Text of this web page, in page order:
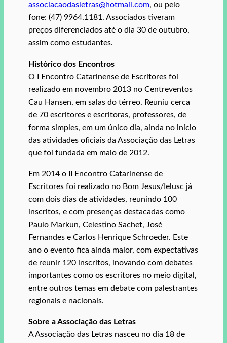
associacaodasletras@hotmail.com, ou pelo
fone: (47) 9964.1181. Associados tiveram
preços diferenciados até o dia 30 de outubro,
assim como estudantes.
Histórico dos Encontros
O I Encontro Catarinense de Escritores foi
realizado em novembro 2013 no Centreventos
Cau Hansen, em salas do térreo. Reuniu cerca
de 70 escritores e escritoras, professores, de
forma simples, em um único dia, ainda no início
das atividades oficiais da Associação das Letras
que foi fundada em maio de 2012.
Em 2014 o II Encontro Catarinense de
Escritores foi realizado no Bom Jesus/Ielusc já
com dois dias de atividades, reunindo 100
inscritos, e com presenças destacadas como
Paulo Markun, Celestino Sachet, José
Fernandes e Carlos Henrique Schroeder. Este
ano o evento fica ainda maior, com expectativas
de reunir 120 inscritos, inovando com debates
importantes como os escritores no meio digital,
entre outros temas em debate com palestrantes
regionais e nacionais.
Sobre a Associação das Letras
A Associação das Letras nasceu no dia 18 de